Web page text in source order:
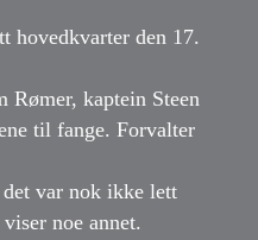
hovedkvarter den 17.
Rømer, kaptein Steen
til fange. Forvalter
var nok ikke lett
noe annet.